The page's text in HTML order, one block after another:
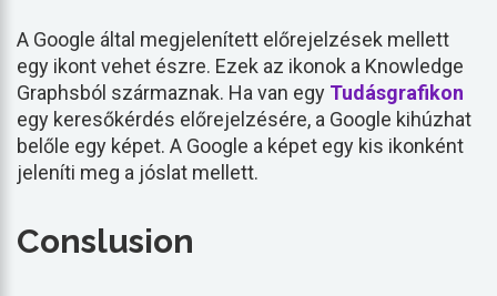
A Google által megjelenített előrejelzések mellett
egy ikont vehet észre. Ezek az ikonok a Knowledge
Graphsból származnak. Ha van egy Tudásgrafikon
egy keresőkérdés előrejelzésére, a Google kihúzhat
belőle egy képet. A Google a képet egy kis ikonként
jeleníti meg a jóslat mellett.
Conslusion